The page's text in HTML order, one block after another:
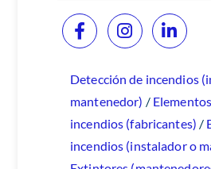
Detección de incendios
mantenedor) /
incendios (fabricantes) /
incendios (instalador o